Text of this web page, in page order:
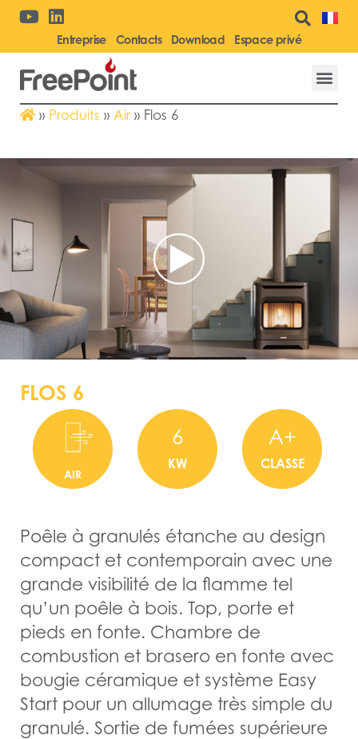
Entreprise Contacts Download Espace privé
» Produits » Air» Flos 6
FLOS 6
AIR
6
KW
A+
CLASSE
Poêle à granulés étanche au design
compact et contemporain avec une
grande visibilité de la flamme tel
qu’un poêle à bois. Top, porte et
pieds en fonte. Chambre de
combustion et brasero en fonte avec
bougie céramique et système Easy
Start pour un allumage très simple du
granulé. Sortie de fumées supérieure